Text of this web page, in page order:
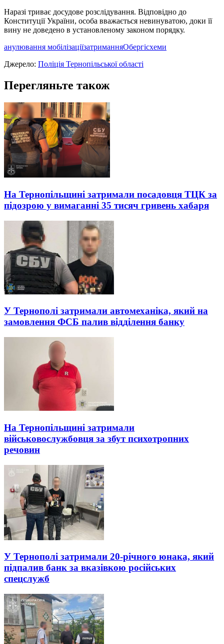
Наразі триває досудове розслідування. Відповідно до
Конституції України, особа вважається невинуватою, доки її
вину не доведено в установленому законом порядку.
анулювання мобілізаціїзатриманняОбергісхеми
Джерело: Поліція Тернопільської області
Перегляньте також
На Тернопільщині затримали посадовця ТЦК за
підозрою у вимаганні 35 тисяч гривень хабаря
У Тернополі затримали автомеханіка, який на
замовлення ФСБ палив відділення банку
На Тернопільщині затримали
військовослужбовця за збут психотропних
речовин
У Тернополі затримали 20-річного юнака, який
підпалив банк за вказівкою російських
спецслужб